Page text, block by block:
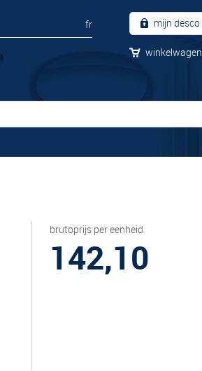
fr mijn desco
winkelwagen
brutoprijs per eenheid
142,10